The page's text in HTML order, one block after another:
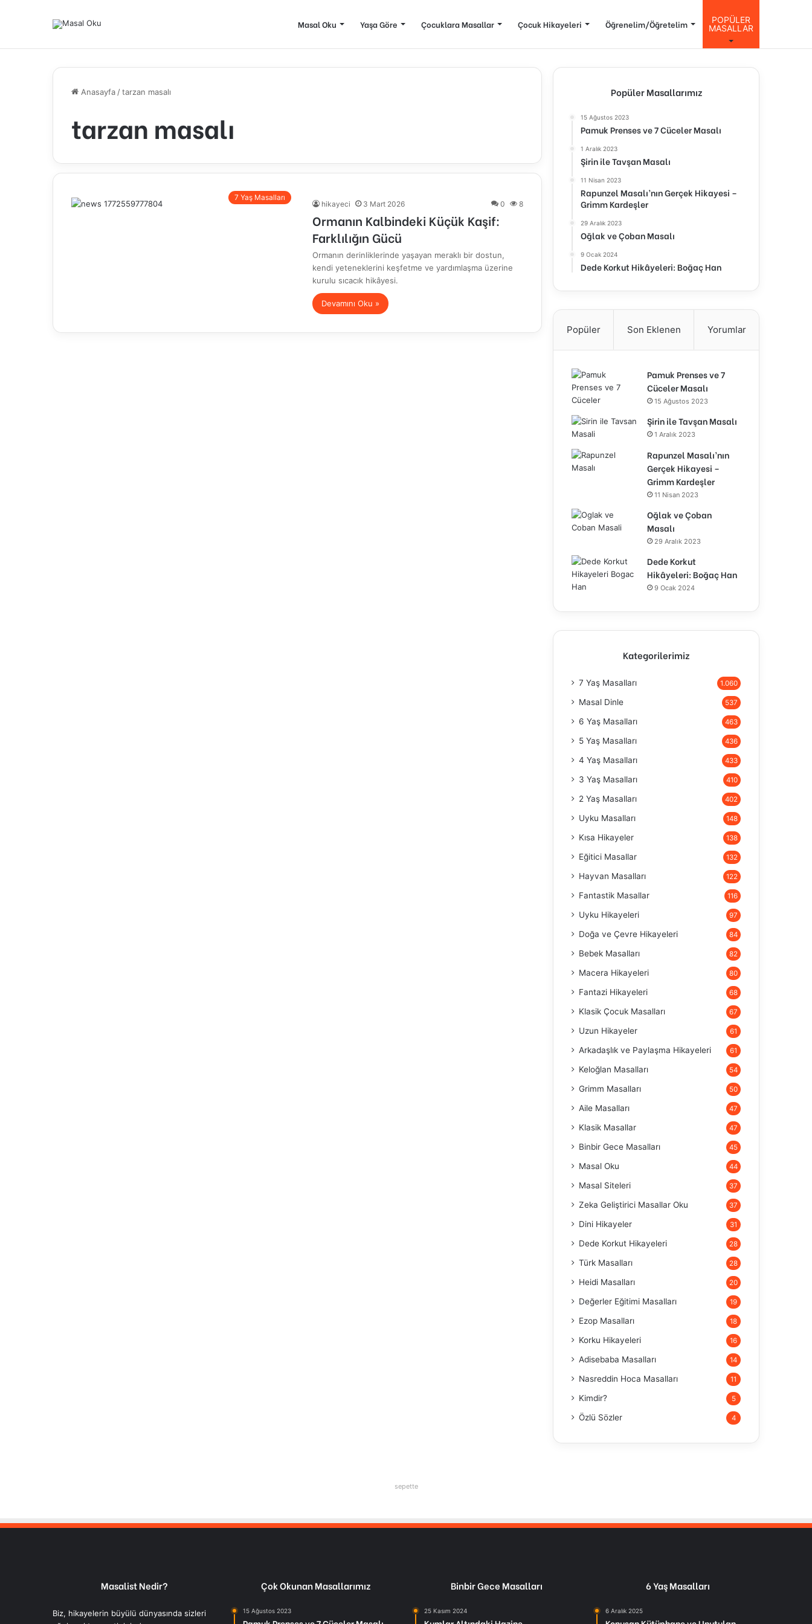
Masal Oku Yaşa Göre Çocuklara Masallar Çocuk Hikayeleri Öğrenelim/Öğretelim
POPÜLER
MASALLAR
Anasayfa /tarzan masalı
tarzan masalı
7 Yaş Masalları
hikayeci 3 Mart 2026 0 8
Ormanın Kalbindeki Küçük Kaşif:
Farklılığın Gücü
Ormanın derinliklerinde yaşayan meraklı bir dostun,
kendi yeteneklerini keşfetme ve yardımlaşma üzerine
kurulu sıcacık hikâyesi.
Devamını Oku »
Popüler Masallarımız
15 Ağustos 2023
Pamuk Prenses ve 7 Cüceler Masalı
1 Aralık 2023
Şirin ile Tavşan Masalı
11 Nisan 2023
Rapunzel Masalı’nın Gerçek Hikayesi –
Grimm Kardeşler
29 Aralık 2023
Oğlak ve Çoban Masalı
9 Ocak 2024
Dede Korkut Hikâyeleri: Boğaç Han
Popüler Son Eklenen Yorumlar
Pamuk Prenses ve 7
Cüceler Masalı
15 Ağustos 2023
Şirin ile Tavşan Masalı
1 Aralık 2023
Rapunzel Masalı’nın
Gerçek Hikayesi –
Grimm Kardeşler
11 Nisan 2023
Oğlak ve Çoban
Masalı
29 Aralık 2023
Dede Korkut
Hikâyeleri: Boğaç Han
9 Ocak 2024
Kategorilerimiz
7 Yaş Masalları 1.060
Masal Dinle 537
6 Yaş Masalları 463
5 Yaş Masalları 436
4 Yaş Masalları 433
3 Yaş Masalları 410
2 Yaş Masalları 402
Uyku Masalları 148
Kısa Hikayeler 138
Eğitici Masallar 132
Hayvan Masalları 122
Fantastik Masallar 116
Uyku Hikayeleri 97
Doğa ve Çevre Hikayeleri 84
Bebek Masalları 82
Macera Hikayeleri 80
Fantazi Hikayeleri 68
Klasik Çocuk Masalları 67
Uzun Hikayeler 61
Arkadaşlık ve Paylaşma Hikayeleri 61
Keloğlan Masalları 54
Grimm Masalları 50
Aile Masalları 47
Klasik Masallar 47
Binbir Gece Masalları 45
Masal Oku 44
Masal Siteleri 37
Zeka Geliştirici Masallar Oku 37
Dini Hikayeler 31
Dede Korkut Hikayeleri 28
Türk Masalları 28
Heidi Masalları 20
Değerler Eğitimi Masalları 19
Ezop Masalları 18
Korku Hikayeleri 16
Adisebaba Masalları 14
Nasreddin Hoca Masalları 11
Kimdir? 5
Özlü Sözler 4
sepette
Masalist Nedir?
Biz, hikayelerin büyülü dünyasında sizleri
Çok Okunan Masallarımız
15 Ağustos 2023
Binbir Gece Masalları
25 Kasım 2024
6 Yaş Masalları
6 Aralık 2025